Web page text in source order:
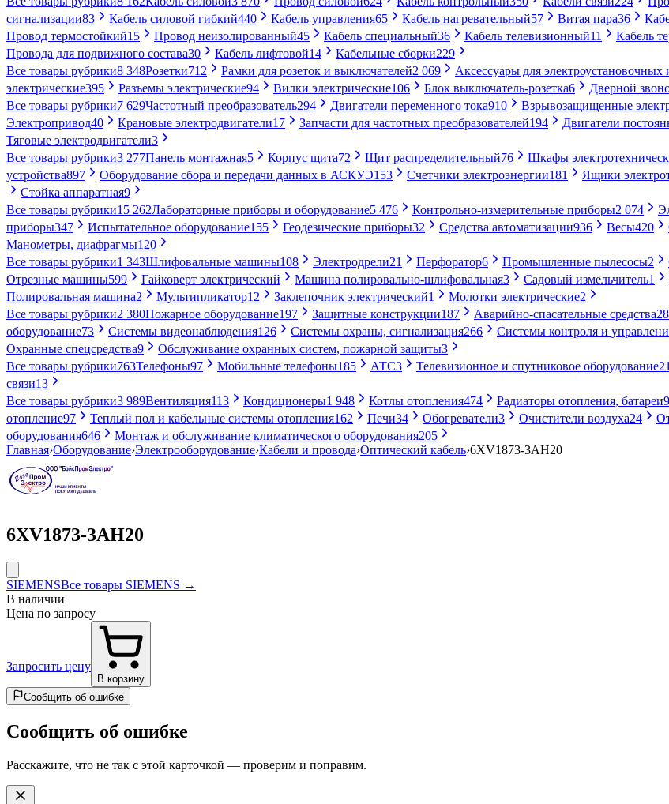
сигнализации83 Кабель силовой гибкий440 Кабель управления65 Кабель нагревательный57 Витая пара36
Провод термостойкий15 Провод неизолированный45 Кабель специальный36 Кабель телевизионный11 Кабель
Провода для подвижного состава30 Кабель лифтовой14 Кабельные сборки229
Все товары рубрики8 348Розетки712 Рамки для розеток и выключателей2 069 Аксессуары для электроустановочных
электрические395 Разъемы электрические94 Вилки электрические106 Блок выключатель-розетка6 Дверной
Все товары рубрики7 629Частотный преобразователь294 Двигатели переменного тока910 Взрывозащищенные
Электропривод40 Крановые электродвигатели17 Запчасти для частотных преобразователей194 Двигатели
Тяговые электродвигатели3
Все товары рубрики3 277Панель монтажная5 Корпус щита72 Щит распределительный76 Шкафы
устройства897 Оборудование сбора и передачи данных в АСКУЭ153 Счетчики электроэнергии181 Ящики
Стойка аппаратная9
Все товары рубрики15 262Лабораторные приборы и оборудование5 476 Контрольно-измерительные приборы2 074
приборы347 Испытательное оборудование155 Геодезические приборы32 Средства автоматизации936 Весы420
Манометры, диафрагмы120
Все товары рубрики1 343Шлифовальные машины108 Электродрели21 Перфоратор6 Промышленные пылесосы2
Отрезные машины599 Гайковерт электрический Машина полировально-шлифовальная3 Садовый измельчитель1
Полировальная машина2 Мультипликатор12 Заклепочник электрический1 Молотки электрические2
Все товары рубрики2 380Пожарное оборудование197 Защитные конструкции187 Аварийно-спасательные средства
оборудование73 Системы видеонаблюдения126 Системы охраны, сигнализация266 Системы контроля и
Охранные спецсредства9 Обслуживание охранных систем, пожарной защиты3
Все товары рубрики763Телефоны97 Мобильные телефоны185 АТС3 Телевизионное и спутниковое оборудование
связи13
Все товары рубрики3 989Вентиляция113 Кондиционеры1 948 Котлы отопления474 Радиаторы отопления, батареи
отопление97 Теплый пол и кабельные системы отопления162 Печи34 Обогреватели3 Очистители воздуха24
оборудования646 Монтаж и обслуживание климатического оборудования205
Главная›Оборудование›Электрооборудование›Кабели и провода›Оптический кабель›6XV1873-3AH20
6XV1873-3AH20
SIEMENSВсе товары SIEMENS →
В наличии
Цена по запросу
Запросить цену
В корзину
Сообщить об ошибке
Сообщить об ошибке
Расскажите, что не так с этой карточкой — проверим и поправим.